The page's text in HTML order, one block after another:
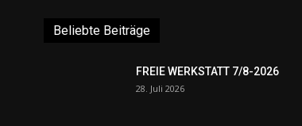
Beliebte Beiträge
FREIE WERKSTATT 7/8-2026
28. Juli 2026